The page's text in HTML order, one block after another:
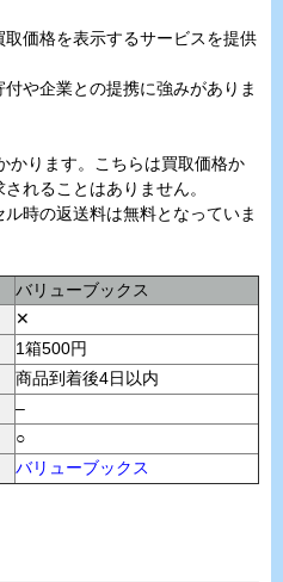
価格を表示するサービスを提供
や企業との提携に強みがありま
かります。こちらは買取価格か
れることはありません。
時の返送料は無料となっていま
バリューブックス
✕
1箱500円
商品到着後4日以内
–
○
バリューブックス